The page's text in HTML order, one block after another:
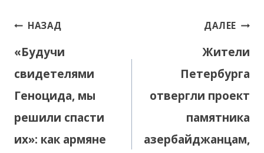
Навигация
записям
НАЗАД
«Будучи
свидетелями
Геноцида, мы
решили спасти
их»: как армяне
ДАЛЕЕ
Жители
Петербурга
отвергли проект
памятника
азербайджанцам,